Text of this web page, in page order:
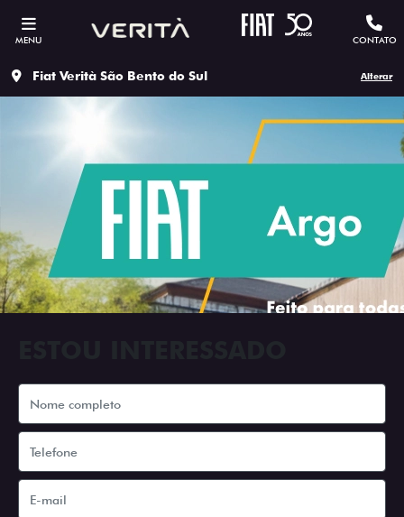
MENU CONTATO
Fiat Verità São Bento do Sul Alterar